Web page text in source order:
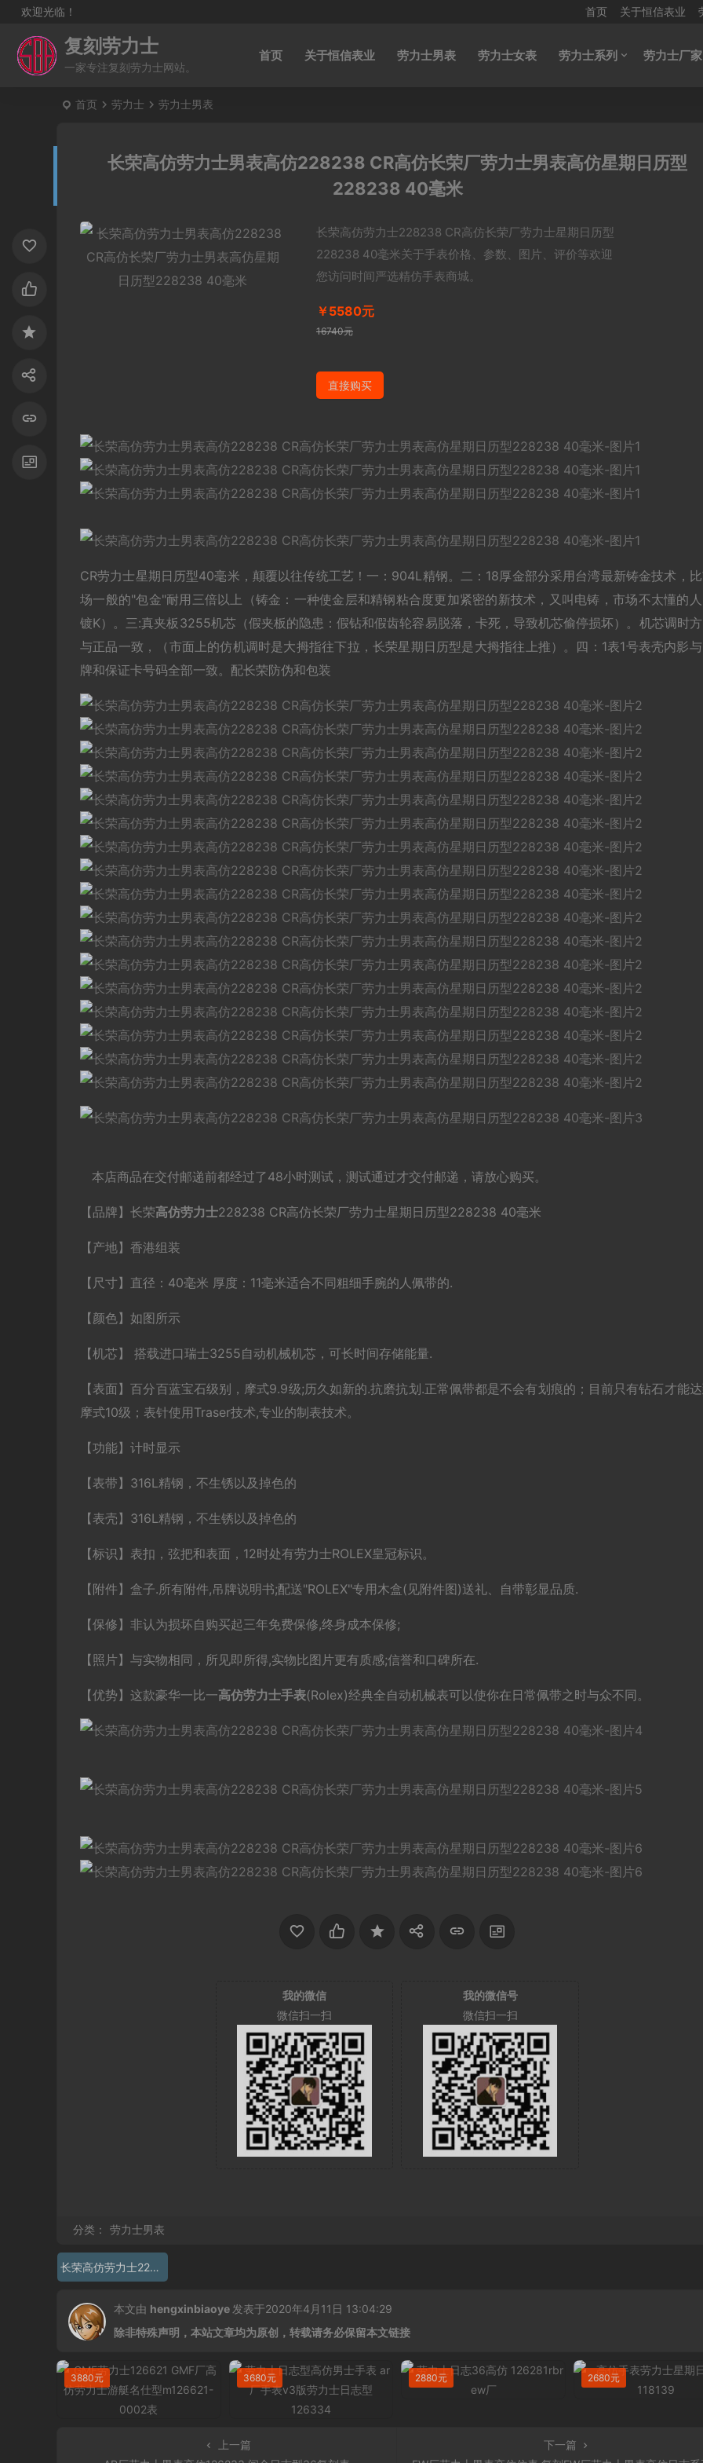
欢迎光临！ 首页 关于恒信表业
复刻劳力士
一家专注复刻劳力士网站。
首页 关于恒信表业 劳力士男表 劳力士女表 劳力士系列 劳力士厂家
首页 劳力士 劳力士男表
长荣高仿劳力士男表高仿228238 CR高仿长荣厂劳力士男表高仿星期日历型
228238 40毫米
长荣高仿劳力士228238 CR高仿长荣厂劳力士星期日历型
228238 40毫米关于手表价格、参数、图片、评价等欢迎
您访问时间严选精仿手表商城。
￥5580元
16740元
直接购买
CR劳力士星期日历型40毫米，颠覆以往传统工艺！一：904L精钢。二：18厚金部分采用台湾最新铸金技术，
场一般的"包金"耐用三倍以上（铸金：一种使金层和精钢粘合度更加紧密的新技术，又叫电铸，市场不太懂的人
镀K）。三:真夹板3255机芯（假夹板的隐患：假钻和假齿轮容易脱落，卡死，导致机芯偷停损坏）。机芯调时
与正品一致，（市面上的仿机调时是大拇指往下拉，长荣星期日历型是大拇指往上推）。四：1表1号表壳内影
牌和保证卡号码全部一致。配长荣防伪和包装
本店商品在交付邮递前都经过了48小时测试，测试通过才交付邮递，请放心购买。
【品牌】长荣高仿劳力士228238 CR高仿长荣厂劳力士星期日历型228238 40毫米
【产地】香港组装
【尺寸】直径：40毫米 厚度：11毫米适合不同粗细手腕的人佩带的.
【颜色】如图所示
【机芯】 搭载进口瑞士3255自动机械机芯，可长时间存储能量.
【表面】百分百蓝宝石级别，摩式9.9级;历久如新的.抗磨抗划.正常佩带都是不会有划痕的；目前只有钻石才能达
摩式10级；表针使用Traser技术,专业的制表技术。
【功能】计时显示
【表带】316L精钢，不生锈以及掉色的
【表壳】316L精钢，不生锈以及掉色的
【标识】表扣，弦把和表面，12时处有劳力士ROLEX皇冠标识。
【附件】盒子.所有附件,吊牌说明书;配送"ROLEX"专用木盒(见附件图)送礼、自带彰显品质.
【保修】非认为损坏自购买起三年免费保修,终身成本保修;
【照片】与实物相同，所见即所得,实物比图片更有质感;信誉和口碑所在.
【优势】这款豪华一比一高仿劳力士手表(Rolex)经典全自动机械表可以使你在日常佩带之时与众不同。
我的微信
微信扫一扫
我的微信号
微信扫一扫
分类： 劳力士男表
长荣高仿劳力士228238
本文由 hengxinbiaoye 发表于2020年4月11日 13:04:29
除非特殊声明，本站文章均为原创，转载请务必保留本文链接
3880元 3680元 2880元 2680元
上一篇
下一篇